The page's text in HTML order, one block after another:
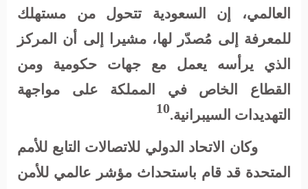
العالمي، إن السعودية تتحول من مستهلك
للمعرفة إلى مُصدّر لها، مشيرا إلى أن المركز
الذي يرأسه يعمل مع جهات حكومية ومن
القطاع الخاص في المملكة على مواجهة
التهديدات السيبرانية.10
وكان الاتحاد الدولي للاتصالات التابع للأمم
المتحدة قد قام باستحداث مؤشر عالمي للأمن